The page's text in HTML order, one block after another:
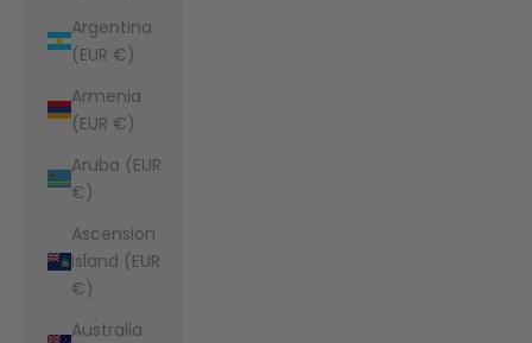
Argentina
(EUR €)
Armenia
(EUR €)
Aruba (EUR
€)
Ascension
Island (EUR
€)
Australia